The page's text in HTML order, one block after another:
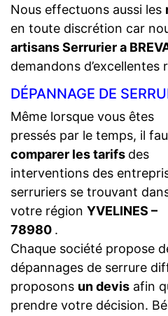
Nous effectuons aussi les
en toute discrétion car
artisans Serrurier a
demandons d’excellentes
DÉPANNAGE DE
Même lorsque vous êtes
pressés par le temps, il
comparer les tarifs des
interventions des
serruriers se trouvant
votre région YVELINES –
78980 .
Chaque société propose
dépannages de serrure
proposons un devis afin
prendre votre décision.